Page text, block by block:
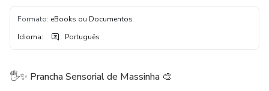
Formato: eBooks ou Documentos
Idioma: Português
🖐️✨ Prancha Sensorial de Massinha 🎨